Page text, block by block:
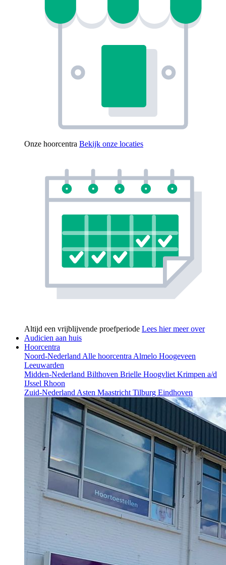
Onze hoorcentra Bekijk onze locaties
Altijd een vrijblijvende proefperiode Lees hier meer over
Audicien aan huis
Hoorcentra
Noord-NederlandAlle hoorcentraAlmelo Hoogeveen
Leeuwarden
Midden-Nederland Bilthoven Brielle HoogvlietKrimpen a/d
IJssel Rhoon
Zuid-NederlandAsten MaastrichtTilburg Eindhoven